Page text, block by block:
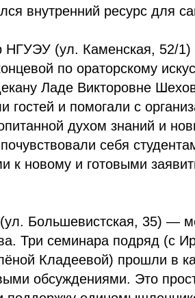
внутренний ресурс для
НГУЭУ (ул. Каменская, 52/
по ораторскому
Ладе Викторовне
гостей и помогали с
духом знаний и
себя
к новому и готовыми
Большевистская, 35) —
Три семинара подряд (с
Кладеевой) прошли в
обсуждениями. Это